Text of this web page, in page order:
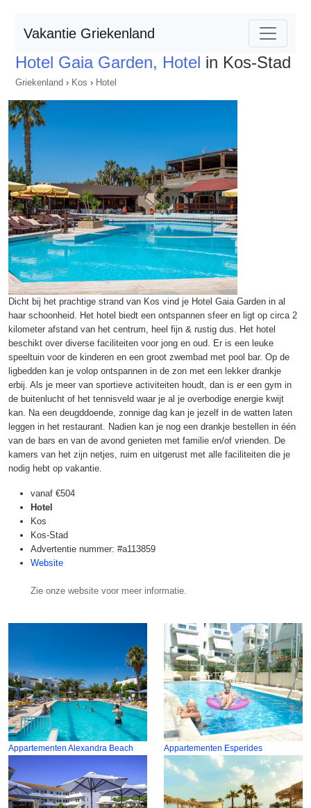
Vakantie Griekenland
Hotel Gaia Garden, Hotel in Kos-Stad
Griekenland › Kos › Hotel
Dicht bij het prachtige strand van Kos vind je Hotel Gaia Garden in al
haar schoonheid. Het hotel biedt een ontspannen sfeer en ligt op circa 2
kilometer afstand van het centrum, heel fijn & rustig dus. Het hotel
beschikt over diverse faciliteiten voor jong en oud. Er is een leuke
speeltuin voor de kinderen en een groot zwembad met pool bar. Op de
ligbedden kan je volop ontspannen in de zon met een lekker drankje
erbij. Als je meer van sportieve activiteiten houdt, dan is er een gym in
de buitenlucht of het tennisveld waar je al je overbodige energie kwijt
kan. Na een deugddoende, zonnige dag kan je jezelf in de watten laten
leggen in het restaurant. Nadien kan je nog een drankje bestellen in één
van de bars en van de avond genieten met familie en/of vrienden. De
kamers van het zijn netjes, ruim en uitgerust met alle faciliteiten die je
nodig hebt op vakantie.
vanaf €504
Hotel
Kos
Kos-Stad
Advertentie nummer: #a113859
Website
Zie onze website voor meer informatie.
Appartementen Alexandra Beach Appartementen Esperides